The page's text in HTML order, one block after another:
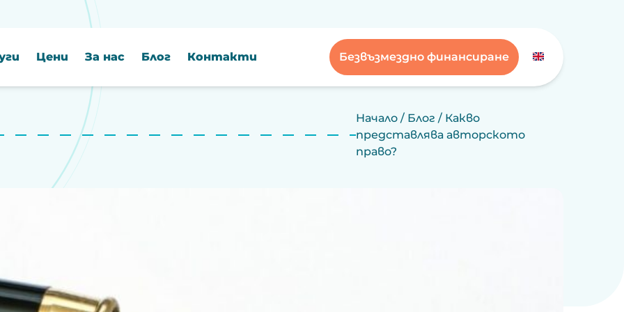
Цени За нас Блог Контакти Безвъзмездно финансиране
Начало / Блог / Какво
представлява авторското
право?